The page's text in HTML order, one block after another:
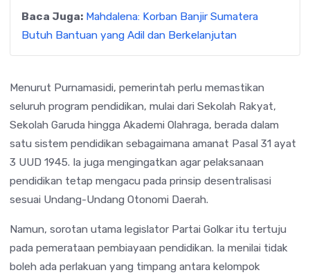
Baca Juga: Mahdalena: Korban Banjir Sumatera
Butuh Bantuan yang Adil dan Berkelanjutan
Menurut Purnamasidi, pemerintah perlu memastikan
seluruh program pendidikan, mulai dari Sekolah Rakyat,
Sekolah Garuda hingga Akademi Olahraga, berada dalam
satu sistem pendidikan sebagaimana amanat Pasal 31 ayat
3 UUD 1945. Ia juga mengingatkan agar pelaksanaan
pendidikan tetap mengacu pada prinsip desentralisasi
sesuai Undang-Undang Otonomi Daerah.
Namun, sorotan utama legislator Partai Golkar itu tertuju
pada pemerataan pembiayaan pendidikan. Ia menilai tidak
boleh ada perlakuan yang timpang antara kelompok